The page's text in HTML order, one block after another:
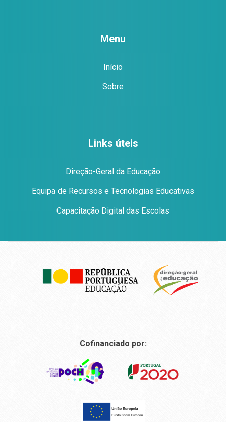
Menu
Início
Sobre
Links úteis
Direção-Geral da Educação
Equipa de Recursos e Tecnologias Educativas
Capacitação Digital das Escolas
Cofinanciado por: